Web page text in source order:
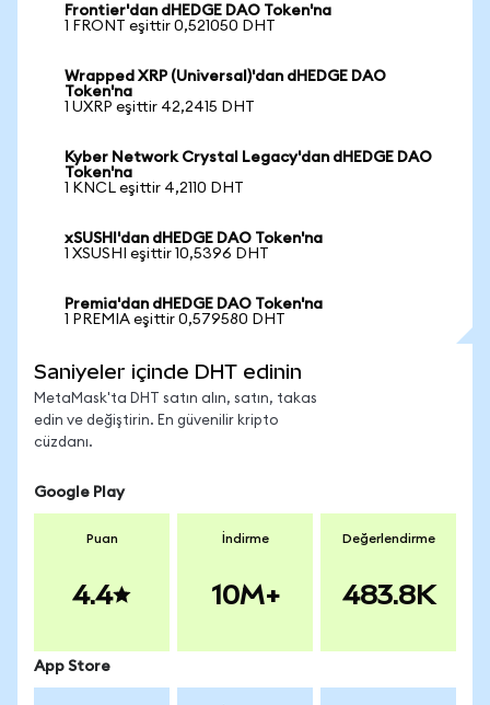
Frontier'dan dHEDGE DAO Token'na
1 FRONT eşittir 0,521050 DHT
Wrapped XRP (Universal)'dan dHEDGE DAO
Token'na
1 UXRP eşittir 42,2415 DHT
Kyber Network Crystal Legacy'dan dHEDGE DAO
Token'na
1 KNCL eşittir 4,2110 DHT
xSUSHI'dan dHEDGE DAO Token'na
1 XSUSHI eşittir 10,5396 DHT
Premia'dan dHEDGE DAO Token'na
1 PREMIA eşittir 0,579580 DHT
Saniyeler içinde DHT edinin
MetaMask'ta DHT satın alın, satın, takas
edin ve değiştirin. En güvenilir kripto
cüzdanı.
Google Play
Puan
4.4
İndirme
10M+
Değerlendirme
483.8K
App Store